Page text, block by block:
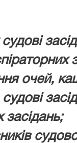
очей,
засідань;